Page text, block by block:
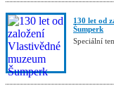
130 let od
Šumperk
Speciální